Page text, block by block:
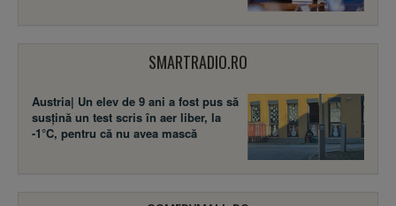
SMARTRADIO.RO
Austria| Un elev de 9 ani a fost pus să
susţină un test scris în aer liber, la
-1°C, pentru că nu avea mască